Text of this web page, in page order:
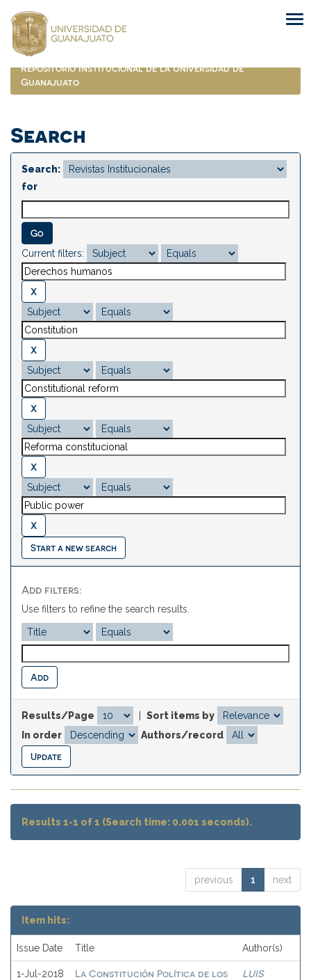
navigation
Repositorio Institucional de la Universidad de
Guanajuato
Search
Search:
for
Current filters:
Start a new search
Add filters:
Use filters to refine the search results.
Results/Page
Sort items by
In order
Authors/record
Results 1-1 of 1 (Search time: 0.001 seconds).
previous 1 next
Item hits:
Issue Date Title Author(s)
1-Jul-2018
La Constitución Política de los
LUIS